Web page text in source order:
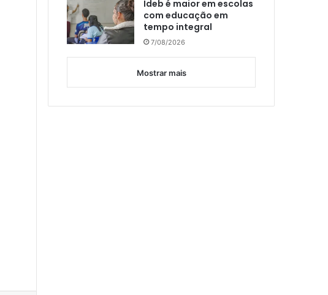
Ideb é maior em escolas
com educação em
tempo integral
7/08/2026
Mostrar mais